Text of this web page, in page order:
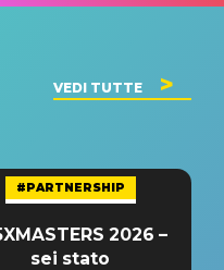
VEDI TUTTE
#PARTNERSHIP
2026 –
sei stato